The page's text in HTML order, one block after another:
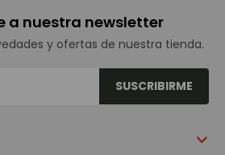
a nuestra newsletter
y ofertas de nuestra tienda.
SUSCRIBIRME